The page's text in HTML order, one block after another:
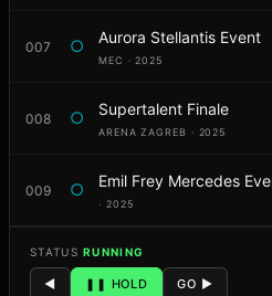
007 ○ Aurora Stellantis Event
MEC · 2025
008 ○ Supertalent Finale
ARENA ZAGREB · 2025
009 ○ Emil Frey Mercedes
· 2025
STATUSRUNNING
◄ ❚❚ HOLD GO ►